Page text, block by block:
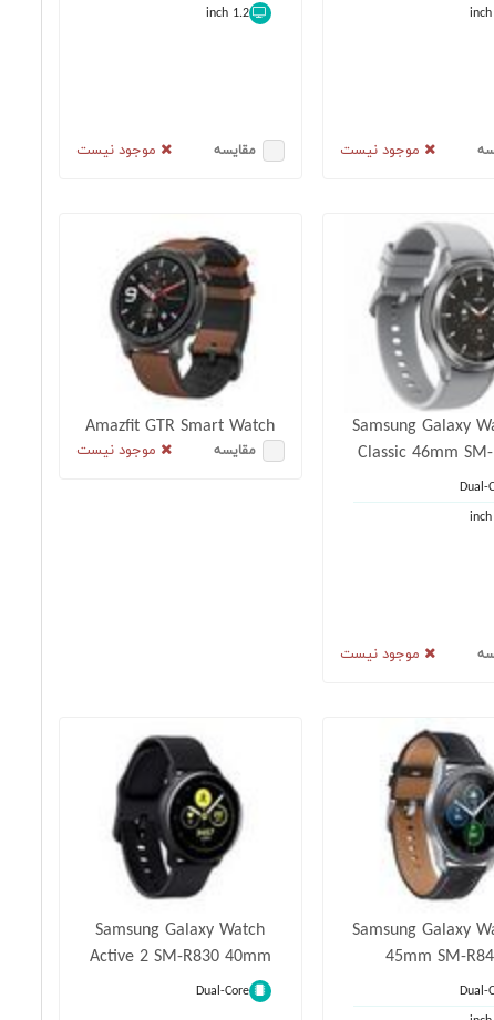
موجود نیست
1.2 inch
موجود نیست مقایسه
Samsung Galaxy
Classic 46mm
Dual-
موجود نیست
Amazfit GTR Smart Watch
موجود نیست مقایسه
Samsung Galaxy
45mm SM-
Dual-
Samsung Galaxy Watch
Active 2 SM-R830 40mm
Dual-Core